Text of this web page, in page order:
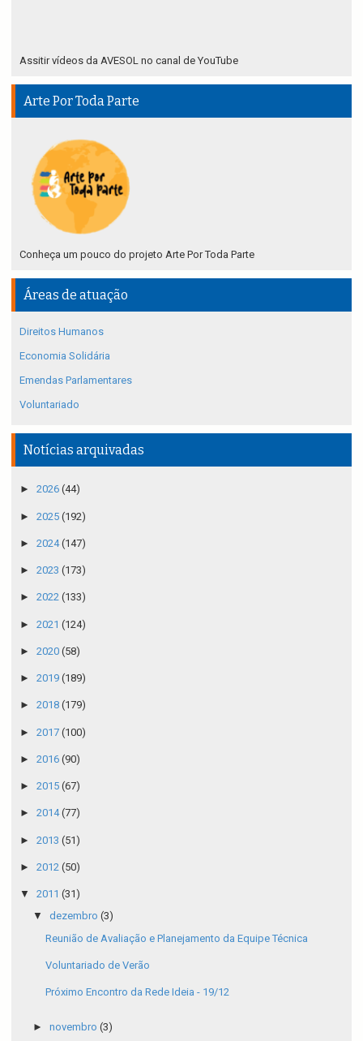
Assitir vídeos da AVESOL no canal de YouTube
Arte Por Toda Parte
Conheça um pouco do projeto Arte Por Toda Parte
Áreas de atuação
Direitos Humanos
Economia Solidária
Emendas Parlamentares
Voluntariado
Notícias arquivadas
► 2026 (44)
► 2025 (192)
► 2024(147)
► 2023 (173)
► 2022 (133)
► 2021 (124)
► 2020 (58)
► 2019 (189)
► 2018 (179)
► 2017 (100)
► 2016 (90)
► 2015 (67)
► 2014(77)
► 2013 (51)
► 2012 (50)
▼ 2011 (31)
▼ dezembro (3)
Reunião de Avaliação e Planejamento da Equipe Técnica
Voluntariado de Verão
Próximo Encontro da Rede Ideia - 19/12
► novembro (3)